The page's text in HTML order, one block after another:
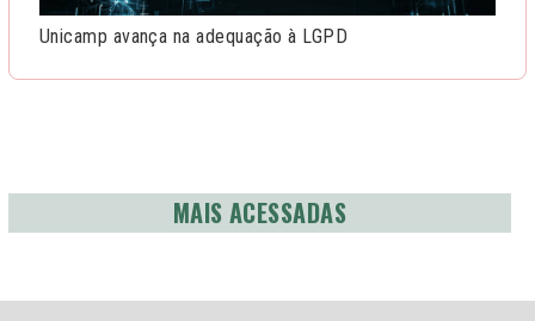
Unicamp avança na adequação à LGPD
MAIS ACESSADAS